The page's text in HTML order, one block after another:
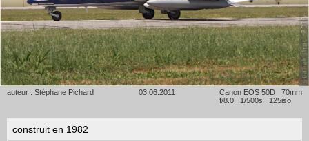
auteur : Stéphane Pichard 03.06.2011
Canon EOS 50D 70mm
f/8.0 1/500s 125iso
construit en 1982